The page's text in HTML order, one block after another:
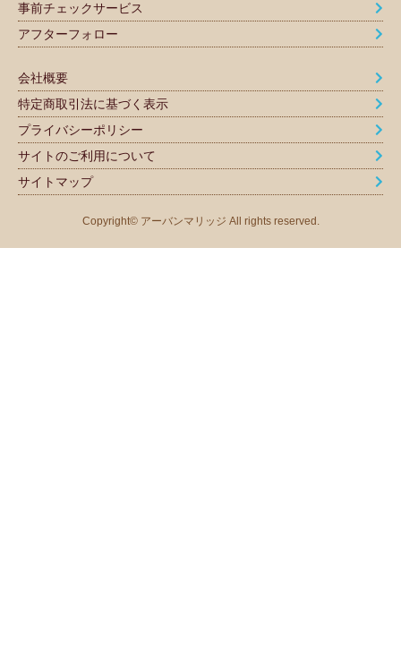
事前チェックサービス
アフターフォロー
会社概要
特定商取引法に基づく表示
プライバシーポリシー
サイトのご利用について
サイトマップ
Copyright© アーバンマリッジ All rights reserved.